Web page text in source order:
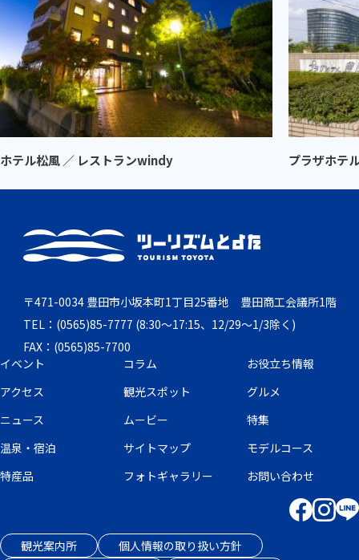
ホテル松風 ／ レストランwindy プラザホテ
〒471-0034 豊田市小坂本町1丁目25番地 豊田商工会議所1階
TEL：(0565)85-7777 (8:30～17:15、12/29～1/3除く)
FAX：(0565)85-7700
イベント
コラム
お役立ち情報
アクセス
観光スポット
グルメ
ニュース
ムービー
特集
温泉・宿泊
サイトマップ
モデルコース
特産品
フォトギャラリー お問い合わせ
観光案内所 個人情報の取り扱い方針